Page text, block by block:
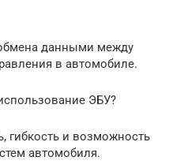
данными между
в автомобиле.
ЭБУ?
гибкость и возможность
автомобиля.